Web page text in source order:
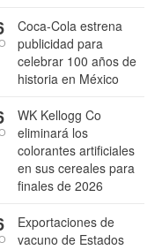
Coca-Cola estrena
publicidad para
celebrar 100 años de
historia en México
WK Kellogg Co
eliminará los
colorantes artificiales
en sus cereales para
finales de 2026
Exportaciones de
vacuno de Estados